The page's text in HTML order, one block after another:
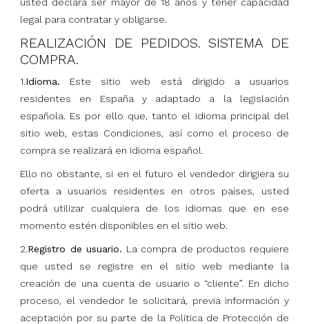
legal para contratar y obligarse.
REALIZACIÓN DE PEDIDOS. SISTEMA DE
COMPRA.
1.Idioma. Este sitio web está dirigido a usuarios
residentes en España y adaptado a la legislación
española. Es por ello que, tanto el idioma principal del
sitio web, estas Condiciones, así como el proceso de
compra se realizará en idioma español.
Ello no obstante, si en el futuro el vendedor dirigiera su
oferta a usuarios residentes en otros países, usted
podrá utilizar cualquiera de los idiomas que en ese
momento estén disponibles en el sitio web.
2.Registro de usuario. La compra de productos requiere
que usted se registre en el sitio web mediante la
creación de una cuenta de usuario o “cliente”. En dicho
proceso, el vendedor le solicitará, previa información y
aceptación por su parte de la Política de Protección de